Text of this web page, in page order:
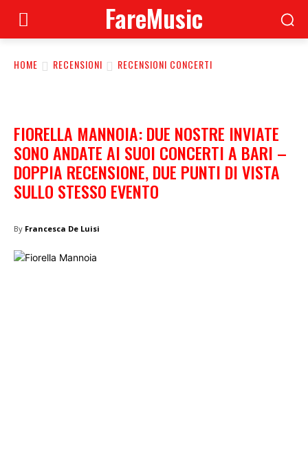
FareMusic
HOME RECENSIONI RECENSIONI CONCERTI
FIORELLA MANNOIA: DUE NOSTRE INVIATE
SONO ANDATE AI SUOI CONCERTI A BARI –
DOPPIA RECENSIONE, DUE PUNTI DI VISTA
SULLO STESSO EVENTO
By Francesca De Luisi